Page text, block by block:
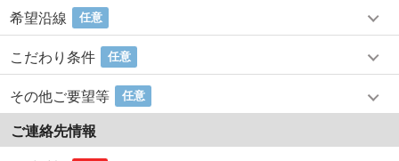
希望沿線 任意
こだわり条件 任意
その他ご要望等 任意
ご連絡先情報